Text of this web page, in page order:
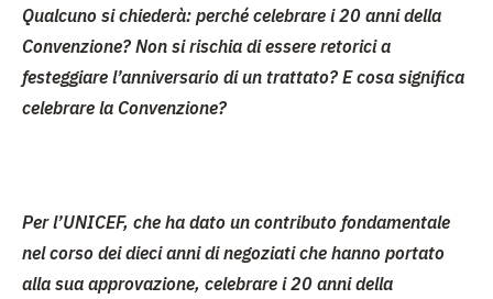
Qualcuno si chiederà: perché celebrare i 20 anni della
Convenzione? Non si rischia di essere retorici a
festeggiare l’anniversario di un trattato? E cosa significa
celebrare la Convenzione?
Per l’UNICEF, che ha dato un contributo fondamentale
nel corso deidieci anni di negoziatiche hanno portato
alla sua approvazione, celebrare i 20 anni della